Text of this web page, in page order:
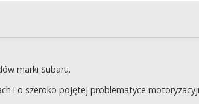
marki Subaru.
i o szeroko pojętej problematyce